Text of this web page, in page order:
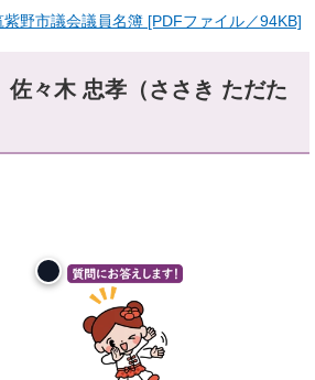
紫野市議会議員名簿 [PDFファイル／94KB]
佐々木 忠孝（ささき ただた